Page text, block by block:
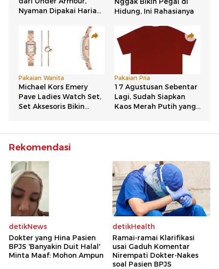
Rekomendasi
detikNews
Dokter yang Hina Pasien
BPJS 'Banyakin Duit Halal'
Minta Maaf: Mohon Ampun
detikHealth
Ramai-ramai Klarifikasi
usai Gaduh Komentar
Nirempati Dokter-Nakes
soal Pasien BPJS